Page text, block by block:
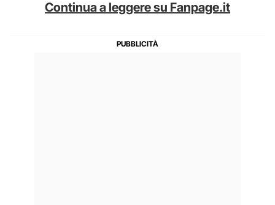
Continua a leggere su Fanpage.it